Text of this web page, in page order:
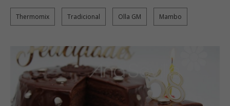
Thermomix Tradicional Olla GM Mambo